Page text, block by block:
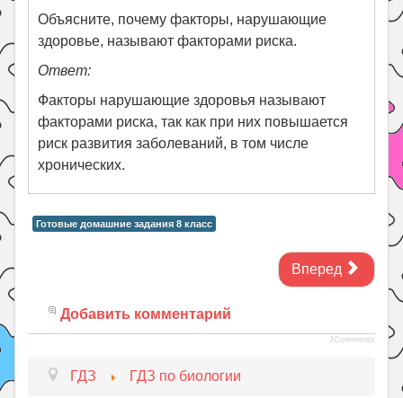
Объясните, почему факторы, нарушающие
здоровье, называют факторами риска.
Ответ:
Факторы нарушающие здоровья называют
факторами риска, так как при них повышается
риск развития заболеваний, в том числе
хронических.
Готовые домашние задания 8 класс
Вперед
Добавить комментарий
JComments
ГДЗ ГДЗ по биологии